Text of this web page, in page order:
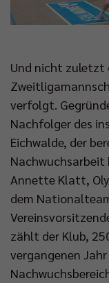
Und nicht zuletzt
verfolgt.
Nachfolger des
Eichwalde, der
Annette Klatt,
dem
zählt der Klub,
vergangenen